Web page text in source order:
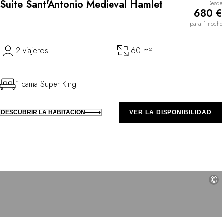
Suite Sant'Antonio Medieval Hamlet Desde
680 €
para 1 noche
2 viajeros 60 m²
1 cama Super King
DESCUBRIR LA HABITACIÓN VER LA DISPONIBILIDAD
©